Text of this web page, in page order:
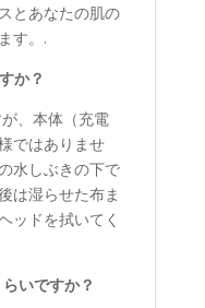
とあなたの肌の
す。.
か？
、本体（充電
ではありませ
水しぶきの下で
は湿らせた布ま
ッドを拭いてく
いですか？